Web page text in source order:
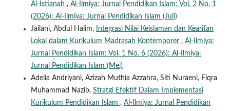
Al-Istianah , Al-Ilmiya: Jurnal Pendidikan Islam: Vol. 2 No. 1
(2026): Al-Ilmiya: Jurnal Pendidikan Islam (Juli)
Jailani, Abdul Halim,
Integrasi Nilai Keislaman dan Kearifan
Lokal dalam Kurikulum Madrasah Kontemporer , Al-Ilmiya:
Jurnal Pendidikan Islam: Vol. 1 No. 6 (2026): Al-Ilmiya:
Jurnal Pendidikan Islam (Mei)
Adelia Andriyani, Azizah Muthia Azzahra, Siti Nuraeni, Fiqra
Muhammad Nazib, Stratgi Efektif Dalam Implementasi
Kurikulum Pendidikan Islam , Al-Ilmiya: Jurnal Pendidikan